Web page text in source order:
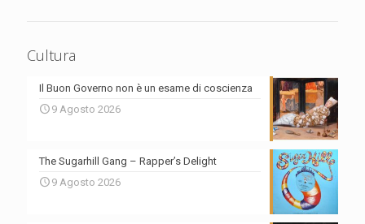
Cultura
Il Buon Governo non è un esame di coscienza
9 Agosto 2026
The Sugarhill Gang – Rapper’s Delight
9 Agosto 2026